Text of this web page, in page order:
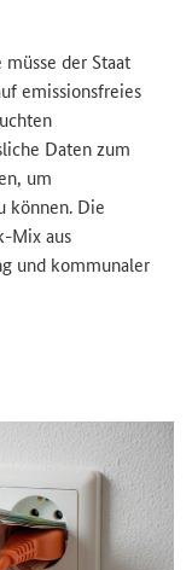
der Staat
emissionsfreies
Daten zum
um
können. Die
Mix aus
und kommunaler